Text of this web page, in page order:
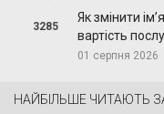
3285
Як змінити
вартість
01 серпня 2026
НАЙБІЛЬШЕ ЧИТАЮТЬ